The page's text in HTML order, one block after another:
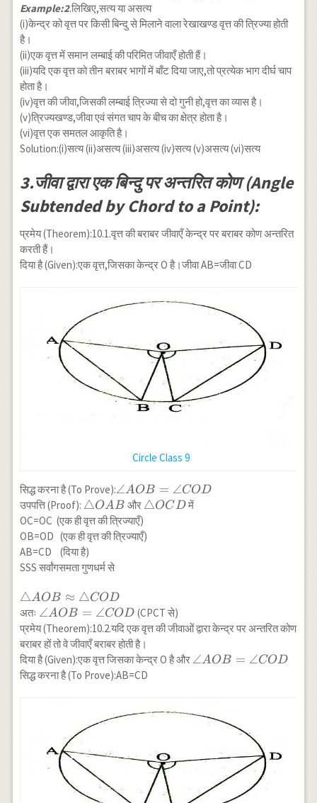
Example:2.लिखिए,सत्य या असत्य
(i)केन्द्र को वृत्त पर किसी बिन्दु से मिलाने वाला रेखाखण्ड वृत्त की त्रिज्या होती
है।
(ii)एक वृत्त में समान लम्बाई की परिमित जीवाएँ होती हैं।
(iii)यदि एक वृत्त को तीन बराबर भागों में बाँट दिया जाए,तो प्रत्येक भाग दीर्घ चाप
होता है।
(iv)वृत्त की जीवा,जिसकी लम्बाई त्रिज्या से दो गुनी हो,वृत्त का व्यास है।
(v)त्रिज्यखण्ड,जीवा एवं संगत चाप के बीच का क्षेत्र होता है।
(vi)वृत्त एक समतल आकृति है।
Solution:(i)सत्य (ii)असत्य (iii)असत्य (iv)सत्य (v)असत्य (vi)सत्य
3.जीवा द्वारा एक बिन्दु पर अन्तरित कोण (Angle
Subtended by Chord to a Point):
प्रमेय (Theorem):10.1.वृत्त की बराबर जीवाएँ केन्द्र पर बराबर कोण अन्तरित
करती हैं।
दिया है (Given):एक वृत्त,जिसका केन्द्र O है।जीवा AB=जीवा CD
Circle Class 9
सिद्ध करना है (To Prove):\angle
AOB=\angle
COD
∠AOB = ∠COD
उपपत्ति (Proof): \triangle
OAB
△OAB और \triangle
△OCD में
OC=OC (एक ही वृत्त की त्रिज्याएँ)
OB=OD (एक ही वृत्त की त्रिज्याएँ)
AB=CD (दिया है)
SSS सर्वांगसमता गुणधर्म से
\triangle
AOB
\approx
\triangle
COD
△AOB ≈ △COD
अतः \angle
AOB=\angle
COD
∠AOB = ∠COD (CPCT से)
प्रमेय (Theorem):10.2.यदि एक वृत्त की जीवाओं द्वारा केन्द्र पर अन्तरित कोण
बराबर हों तो वे जीवाएँ बराबर होती है।
दिया है (Given):एक वृत्त जिसका केन्द्र O है और \angle
∠AOB = ∠COD
सिद्ध करना है (To Prove):AB=CD